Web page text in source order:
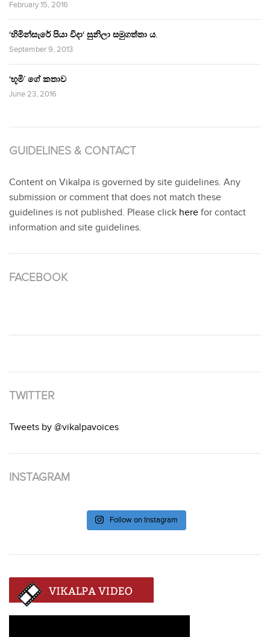
February 15, 2016
‘හිමින්සැරේ පියා විදා‘ සුනිලා සමුගත්තා ය.
September 9, 2013
‘භූමි’ ගේ කතාව
June 23, 2016
GUIDELINES & CONTACT
Content on Vikalpa is governed by site guidelines. Any
submission or comment that does not match these
guidelines is not published. Please click here for contact
information and site guidelines.
FACEBOOK
TWITTER
Tweets by @vikalpavoices
INSTAGRAM
Follow on Instagram